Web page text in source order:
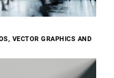
VECTOR GRAPHICS AND